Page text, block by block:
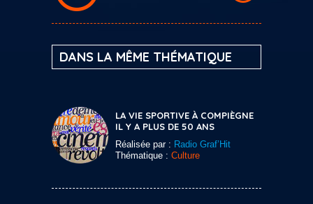
DANS LA MÊME THÉMATIQUE
LA VIE SPORTIVE À COMPIÈGNE
IL Y A PLUS DE 50 ANS
Réalisée par : Radio Graf’Hit
Thématique : Culture